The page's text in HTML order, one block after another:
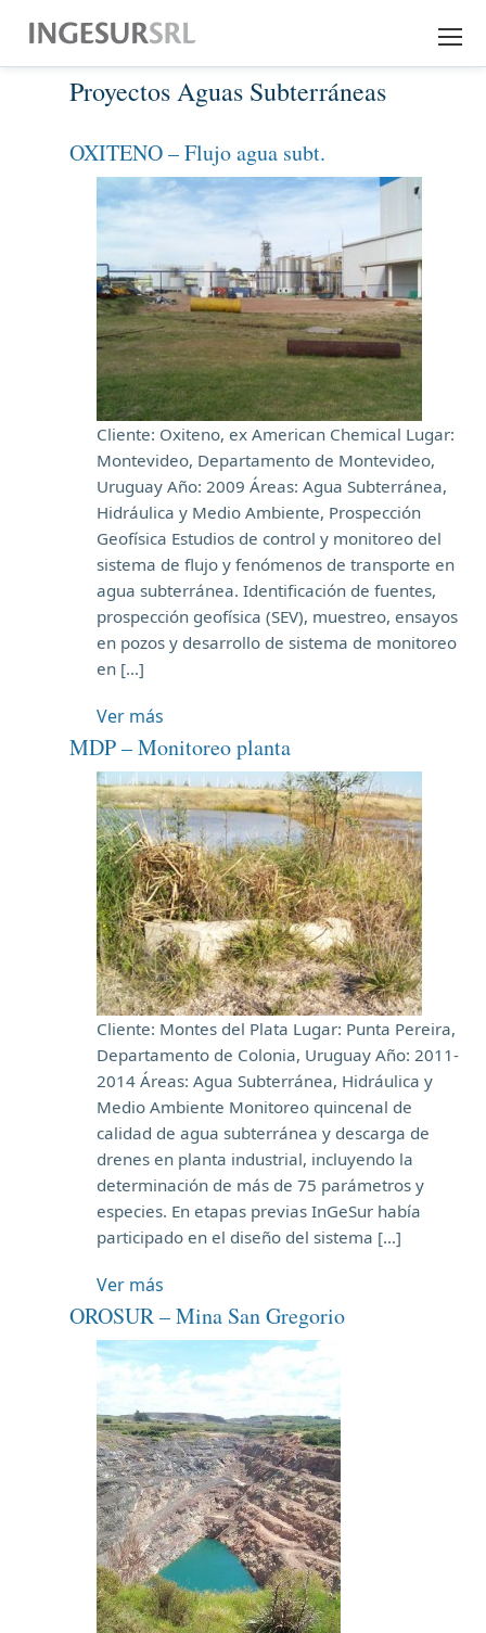
EMPRESA
EXPERIENCIA
SERVICIOS
DESCARGAS
CONTACTO
Proyectos Aguas Subterráneas
OXITENO – Flujo agua subt.
Cliente: Oxiteno, ex American Chemical Lugar:
Montevideo, Departamento de Montevideo,
Uruguay Año: 2009 Áreas: Agua Subterránea,
Hidráulica y Medio Ambiente, Prospección
Geofísica Estudios de control y monitoreo del
sistema de flujo y fenómenos de transporte en
agua subterránea. Identificación de fuentes,
prospección geofísica (SEV), muestreo, ensayos
en pozos y desarrollo de sistema de monitoreo
en […]
Ver más
MDP – Monitoreo planta
Cliente: Montes del Plata Lugar: Punta Pereira,
Departamento de Colonia, Uruguay Año: 2011-
2014 Áreas: Agua Subterránea, Hidráulica y
Medio Ambiente Monitoreo quincenal de
calidad de agua subterránea y descarga de
drenes en planta industrial, incluyendo la
determinación de más de 75 parámetros y
especies. En etapas previas InGeSur había
participado en el diseño del sistema […]
Ver más
OROSUR – Mina San Gregorio